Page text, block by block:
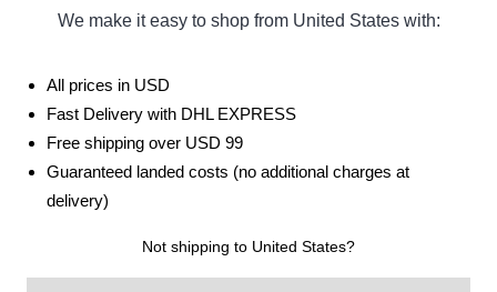
We make it easy to shop from United States
with:
All prices in USD
Fast Delivery with DHL EXPRESS
Free shipping over USD 99
Guaranteed landed costs (no additional charges at
delivery)
Not shipping to United States?